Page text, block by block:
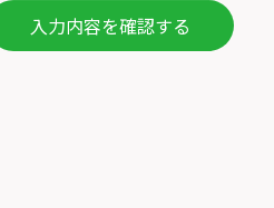
入力内容を確認する